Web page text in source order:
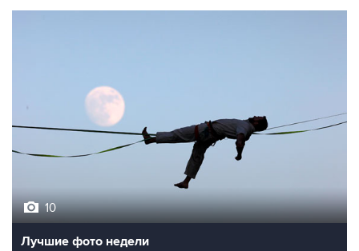
10
Лучшие фото недели